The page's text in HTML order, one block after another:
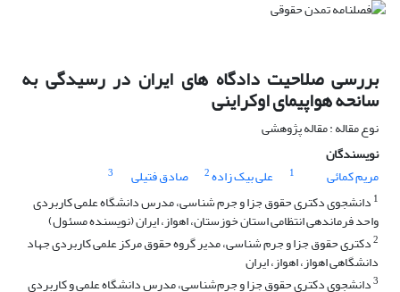
بررسی صلاحیت دادگاه های ایران در رسیدگی به
سانحه هواپیمای اوکراینی
نوع مقاله : مقاله پژوهشی
نویسندگان
مریم کمائی
1 علی بیک زاده2 صادق فتیلی
3
1 دانشجوی دکتری حقوق جزا و جرم شناسی، مدرس دانشگاه علمی کاربردی
واحد فرماندهی انتظامی استان خوزستان، اهواز، ایران (نویسنده مسئول)
2دکتری حقوق جزا و جرم شناسی، مدیر گروه حقوق مرکز علمی کاربردی جهاد
دانشگاهی اهواز، اهواز، ایران
3دانشجوی دکتری حقوق جزا و جرم‌شناسی، مدرس دانشگاه علمی و کاربردی